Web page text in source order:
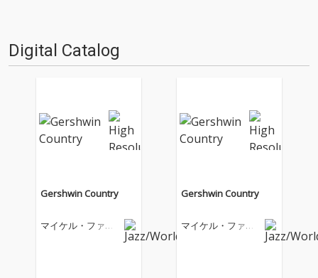
Digital Catalog
Gershwin Country
マイケル・ファイ
Gershwin Country
マイケル・ファイ